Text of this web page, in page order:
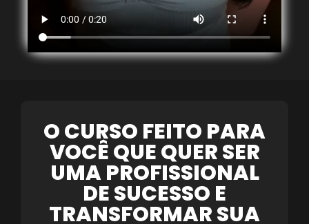
O CURSO FEITO PARA
VOCÊ QUE QUER SER
UMA PROFISSIONAL
DE SUCESSO E
TRANSFORMAR SUA